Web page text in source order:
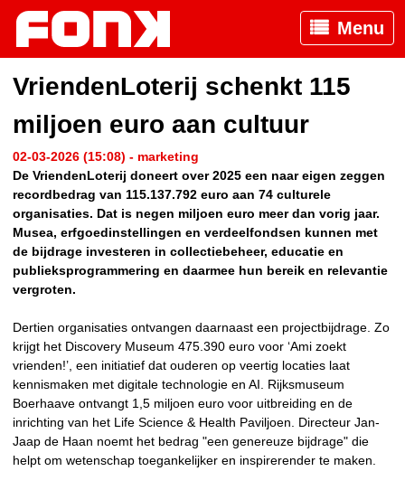
Menu
VriendenLoterij schenkt 115
miljoen euro aan cultuur
02-03-2026 (15:08) - marketing
De VriendenLoterij doneert over 2025 een naar eigen zeggen
recordbedrag van 115.137.792 euro aan 74 culturele
organisaties. Dat is negen miljoen euro meer dan vorig jaar.
Musea, erfgoedinstellingen en verdeelfondsen kunnen met
de bijdrage investeren in collectiebeheer, educatie en
publieksprogrammering en daarmee hun bereik en relevantie
vergroten.
Dertien organisaties ontvangen daarnaast een projectbijdrage. Zo
krijgt het Discovery Museum 475.390 euro voor ‘Ami zoekt
vrienden!’, een initiatief dat ouderen op veertig locaties laat
kennismaken met digitale technologie en AI. Rijksmuseum
Boerhaave ontvangt 1,5 miljoen euro voor uitbreiding en de
inrichting van het Life Science & Health Paviljoen. Directeur Jan-
Jaap de Haan noemt het bedrag "een genereuze bijdrage" die
helpt om wetenschap toegankelijker en inspirerender te maken.